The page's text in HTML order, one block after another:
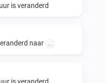
is veranderd
naar
is veranderd